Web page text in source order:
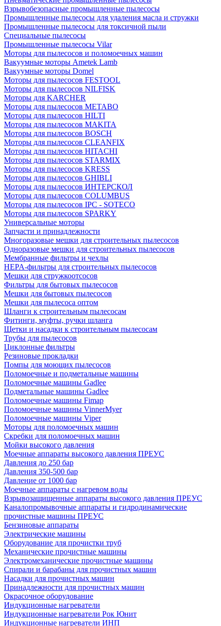
Взрывобезопасные промышленные пылесосы
Промышленные пылесосы для удаления масла и стружки
Промышленные пылесосы для токсичной пыли
Специальные пылесосы
Промышленные пылесосы Vilar
Моторы для пылесосов и поломоечных машин
Вакуумные моторы Ametek Lamb
Вакуумные моторы Domel
Моторы для пылесосов FESTOOL
Моторы для пылесосов NILFISK
Моторы для KARCHER
Моторы для пылесосов METABO
Моторы для пылесосов HILTI
Моторы для пылесосов MAKITA
Моторы для пылесосов BOSCH
Моторы для пылесосов CLEANFIX
Моторы для пылесосов HITACHI
Моторы для пылесосов STARMIX
Моторы для пылесосов KRESS
Моторы для пылесосов GHIBLI
Моторы для пылесосов ИНТЕРСКОЛ
Моторы для пылесосов COLUMBUS
Моторы для пылесосов IPC - SOTECO
Моторы для пылесосов SPARKY
Универсальные моторы
Запчасти и принадлежности
Многоразовые мешки для строительных пылесосов
Одноразовые мешки для строительных пылесосов
Мембранные фильтры и чехлы
HEPA-фильтры для строительных пылесосов
Мешки для стружкоотсосов
Фильтры для бытовых пылесосов
Мешки для бытовых пылесосов
Мешки для пылесоса оптом
Шланги к строительным пылесосам
Фитинги, муфты, ручки шланга
Щетки и насадки к строительным пылесосам
Трубы для пылесосов
Циклонные фильтры
Резиновые прокладки
Помпы для моющих пылесосов
Поломоечные и подметальные машины
Поломоечные машины Gadlee
Подметальные машины Gadlee
Поломоечные машины Fimap
Поломоечные машины VinnerMyer
Поломоечные машины Viper
Моторы для поломоечных машин
Скребки для поломоечных машин
Мойки высокого давления
Моечные аппараты высокого давления ПРЕУС
Давления до 250 бар
Давления 350-500 бар
Давление от 1000 бар
Моечные аппараты с нагревом воды
Взрывозащищенные аппараты высокого давления ПРЕУС
Каналопромывочные аппараты и гидродинамические
прочистные машины ПРЕУС
Бензиновые аппараты
Электрические машины
Оборудование для прочистки труб
Механические прочистные машины
Электромеханические прочистные машины
Спирали и барабаны для прочистных машин
Насадки для прочистных машин
Принадлежности для прочистных машин
Окрасочное оборудование
Индукционные нагреватели
Индукционные нагреватели Рок Юнит
Индукционные нагреватели ИНП